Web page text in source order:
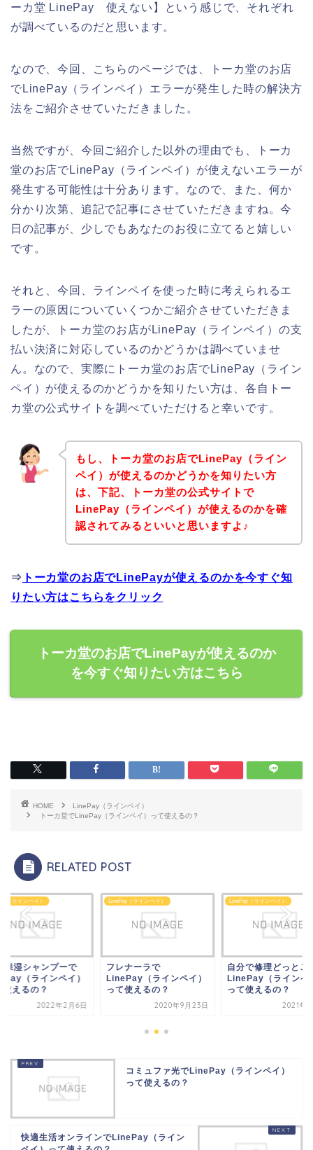
ーカ堂 LinePay 使えない】という感じで、それぞれ
が調べているのだと思います。
なので、今回、こちらのページでは、トーカ堂のお店
でLinePay（ラインペイ）エラーが発生した時の解決方
法をご紹介させていただきました。
当然ですが、今回ご紹介した以外の理由でも、トーカ
堂のお店でLinePay（ラインペイ）が使えないエラーが
発生する可能性は十分あります。なので、また、何か
分かり次第、追記で記事にさせていただきますね。今
日の記事が、少しでもあなたのお役に立てると嬉しい
です。
それと、今回、ラインペイを使った時に考えられるエ
ラーの原因についていくつかご紹介させていただきま
したが、トーカ堂のお店がLinePay（ラインペイ）の支
払い決済に対応しているのかどうかは調べていませ
ん。なので、実際にトーカ堂のお店でLinePay（ライン
ペイ）が使えるのかどうかを知りたい方は、各自トー
カ堂の公式サイトを調べていただけると幸いです。
もし、トーカ堂のお店でLinePay（ライン
ペイ）が使えるのかどうかを知りたい方
は、下記、トーカ堂の公式サイトで
LinePay（ラインペイ）が使えるのかを確
認されてみるといいと思いますよ♪
⇒ トーカ堂のお店でLinePayが使えるのかを今すぐ知
りたい方はこちらをクリック
トーカ堂のお店でLinePayが使えるのか
を今すぐ知りたい方はこちら
HOME
LinePay（ラインペイ）
トーカ堂でLinePay（ラインペイ）って使えるの？
RELATED POST
）
LinePay（ラインペイ）
フレナーラで
LinePay（ラインペイ）
って使えるの？
2020年9月23日
LinePay（ラインペイ）
自分で修理どっとこむで
LinePay（ラインペイ）
って使えるの？
LinePay（ラ
3in1保
って使
コミュファ光でLinePay（ラインペイ）
って使えるの？
快適生活オンラインでLinePay（ライン